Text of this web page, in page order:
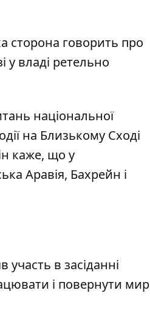
сторона говорить про
у владі ретельно
національної
на Близькому Сході
каже, що у
Аравія, Бахрейн і
участь в засіданні
і повернути мир